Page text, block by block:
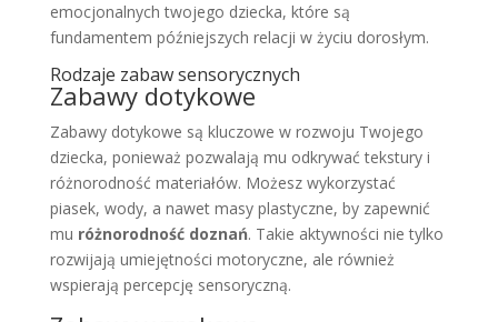
emocjonalnych twojego dziecka, które są
fundamentem późniejszych relacji w życiu dorosłym.
Rodzaje zabaw sensorycznych
Zabawy dotykowe
Zabawy dotykowe są kluczowe w rozwoju Twojego
dziecka, ponieważ pozwalają mu odkrywać tekstury i
różnorodność materiałów. Możesz wykorzystać
piasek, wody, a nawet masy plastyczne, by zapewnić
mu różnorodność doznań. Takie aktywności nie tylko
rozwijają umiejętności motoryczne, ale również
wspierają percepcję sensoryczną.